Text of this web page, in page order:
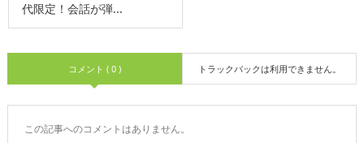
代限定！会話が弾...
コメント ( 0 ) トラックバックは利用できません。
この記事へのコメントはありません。